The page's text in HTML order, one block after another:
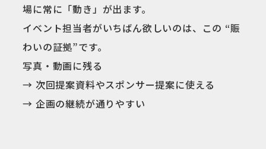
場に常に「動き」が出ます。
イベント担当者がいちばん欲しいのは、この “賑
わいの証拠”です。
写真・動画に残る
→ 次回提案資料やスポンサー提案に使える
→ 企画の継続が通りやすい